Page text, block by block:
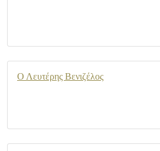
Ο Λευτέρης Βενιζέλος